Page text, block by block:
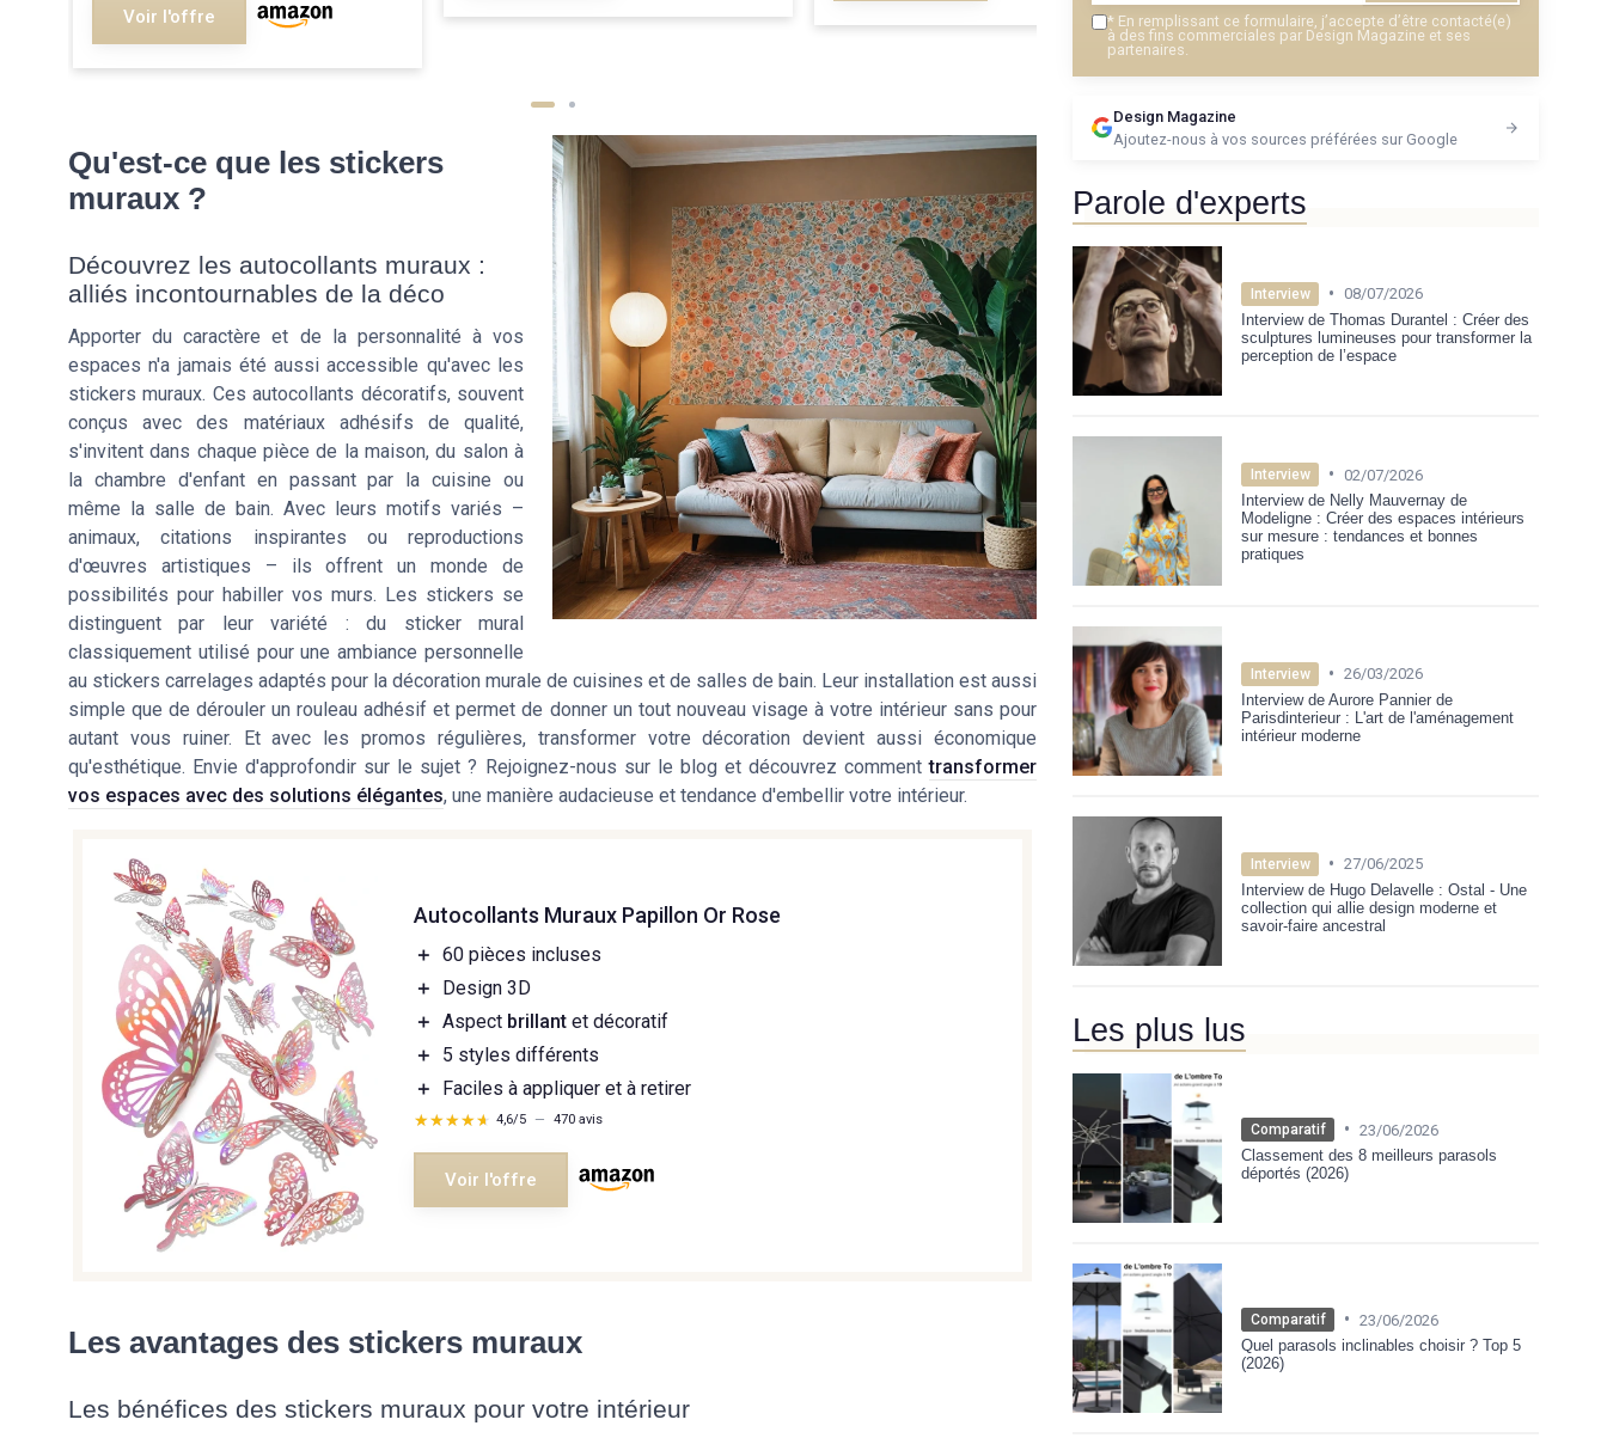
Voir l'offre
Qu'est-ce que les stickers
muraux ?
Découvrez les autocollants muraux :
alliés incontournables de la déco
Apporter du caractère et de la personnalité à vos
espaces n'a jamais été aussi accessible qu'avec les
stickers muraux. Ces autocollants décoratifs, souvent
conçus avec des matériaux adhésifs de qualité,
s'invitent dans chaque pièce de la maison, du salon à
la chambre d'enfant en passant par la cuisine ou
même la salle de bain. Avec leurs motifs variés –
animaux, citations inspirantes ou reproductions
d'œuvres artistiques – ils offrent un monde de
possibilités pour habiller vos murs. Les stickers se
distinguent par leur variété : du sticker mural
classiquement utilisé pour une ambiance personnelle
au stickers carrelages adaptés pour la décoration murale de cuisines et de salles de bain. Leur installation est aussi
simple que de dérouler un rouleau adhésif et permet de donner un tout nouveau visage à votre intérieur sans pour
autant vous ruiner. Et avec les promos régulières, transformer votre décoration devient aussi économique
qu'esthétique. Envie d'approfondir sur le sujet ? Rejoignez-nous sur le blog et découvrez commenttransformer
vos espaces avec des solutions élégantes, une manière audacieuse et tendance d'embellir votre intérieur.
Autocollants Muraux Papillon Or Rose
＋ 60 pièces incluses
＋
Design 3D
＋ Aspect brillant et décoratif
＋
5 styles différents
＋
Faciles à appliquer et à retirer
★★★★★
★★★★★ 4,6/5 — 470 avis
Voir l'offre
Les avantages des stickers muraux
Les bénéfices des stickers muraux pour votre intérieur
* En remplissant ce formulaire, j’accepte d’être contacté(e)
à des fins commerciales par Design Magazine et ses
partenaires.
Design Magazine
Ajoutez-nous à vos sources préférées sur Google
Parole d'experts
Interview • 08/07/2026
Interview de Thomas Durantel : Créer des
sculptures lumineuses pour transformer la
perception de l’espace
Interview • 02/07/2026
Interview de Nelly Mauvernay de
Modeligne : Créer des espaces intérieurs
sur mesure : tendances et bonnes
pratiques
Interview • 26/03/2026
Interview de Aurore Pannier de
Parisdinterieur : L'art de l'aménagement
intérieur moderne
Interview • 27/06/2025
Interview de Hugo Delavelle : Ostal - Une
collection qui allie design moderne et
savoir-faire ancestral
Les plus lus
Comparatif • 23/06/2026
Classement des 8 meilleurs parasols
déportés (2026)
Comparatif • 23/06/2026
Quel parasols inclinables choisir ? Top 5
(2026)